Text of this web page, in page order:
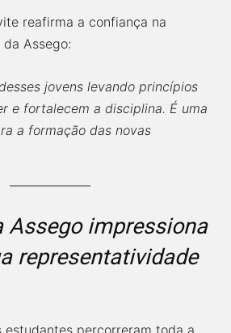
reafirma a confiança na
Assego:
jovens levando princípios
e fortalecem a disciplina. É uma
a formação das novas
Assego impressiona
representatividade
estudantes percorreram toda a